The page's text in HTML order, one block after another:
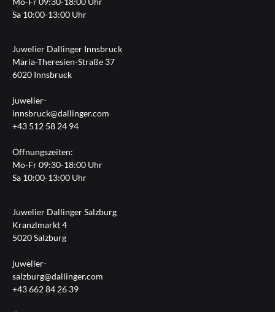
Sa 10:00-13:00 Uhr
Juwelier Dallinger Innsbruck
Maria-Theresien-Straße 37
6020 Innsbruck
juwelier-
innsbruck@dallinger.com
+43 512 58 24 94
Öffnungszeiten:
Mo-Fr 09:30-18:00 Uhr
Sa 10:00-13:00 Uhr
Juwelier Dallinger Salzburg
Kranzlmarkt 4
5020 Salzburg
juwelier-
salzburg@dallinger.com
+43 662 84 26 39